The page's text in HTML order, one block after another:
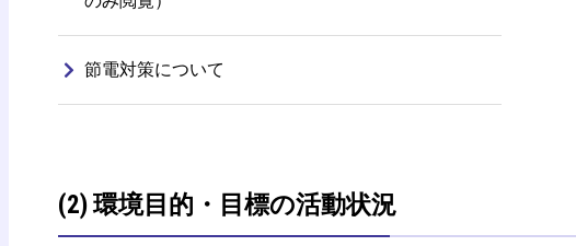
節電対策について
(2) 環境目的・目標の活動状況